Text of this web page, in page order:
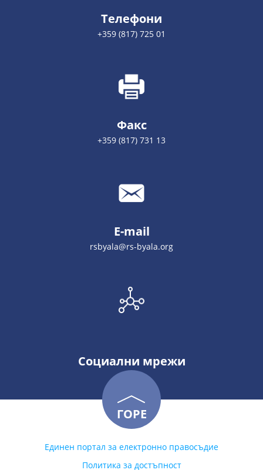
Телефони
+359 (817) 725 01
Факс
+359 (817) 731 13
E-mail
rsbyala@rs-byala.org
Социални мрежи
ГОРЕ
Единен портал за електронно правосъдие
Политика за достъпност